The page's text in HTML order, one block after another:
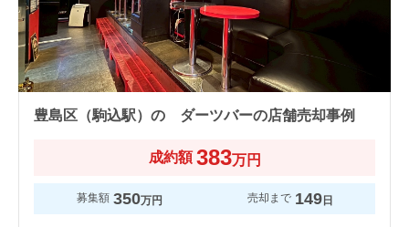
豊島区（駒込駅）の ダーツバーの店舗売却事例
成約額 383万円
募集額 350万円 売却まで 149日